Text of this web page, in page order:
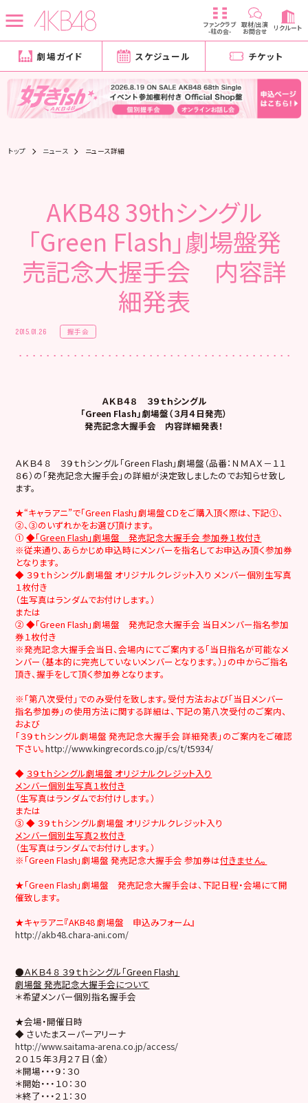
ファンクラブ
-柱の会-
取材/出演
お問合せ リクルート
劇場ガイド スケジュール チケット
トップ ニュース ニュース詳細
AKB48 39thシングル
「Green Flash」劇場盤発
売記念大握手会 内容詳
細発表
2015.01.26 握手会
ＡＫＢ４８ ３９ｔｈシングル
「Green Flash」劇場盤（３月４日発売）
発売記念大握手会 内容詳細発表！
ＡＫＢ４８ ３９ｔｈシングル「Green Flash」劇場盤（品番：ＮＭＡＸ－１１
８６）の「発売記念大握手会」の詳細が決定致しましたのでお知らせ致し
ます。
★“キャラアニ”で「Green Flash」劇場盤ＣＤをご購入頂く際は、下記①、
②、③のいずれかをお選び頂けます。
①◆「Green Flash」劇場盤 発売記念大握手会 参加券１枚付き
※従来通り、あらかじめ申込時にメンバーを指名してお申込み頂く参加券
となります。
◆ ３９ｔｈシングル劇場盤 オリジナルクレジット入り メンバー個別生写真
１枚付き
（生写真はランダムでお付けします。）
または
② ◆「Green Flash」劇場盤 発売記念大握手会 当日メンバー指名参加
券１枚付き
※発売記念大握手会当日、会場内にてご案内する「当日指名が可能なメ
ンバー（基本的に完売していないメンバーとなります。）」の中からご指名
頂き、握手をして頂く参加券となります。
※「第八次受付」でのみ受付を致します。受付方法および「当日メンバー
指名参加券」の使用方法に関する詳細は、下記の第八次受付のご案内、
および
「３９ｔｈシングル劇場盤 発売記念大握手会 詳細発表」のご案内をご確認
下さい。http://www.kingrecords.co.jp/cs/t/t5934/
◆ ３９ｔｈシングル劇場盤 オリジナルクレジット入り
メンバー個別生写真１枚付き
（生写真はランダムでお付けします。）
または
③ ◆ ３９ｔｈシングル劇場盤 オリジナルクレジット入り
メンバー個別生写真２枚付き
（生写真はランダムでお付けします。）
※「Green Flash」劇場盤 発売記念大握手会 参加券は付きません。
★「Green Flash」劇場盤 発売記念大握手会は、下記日程・会場にて開
催致します。
★キャラアニ『AKB48 劇場盤 申込みフォーム』
http://akb48.chara-ani.com/
●ＡＫＢ４８ ３９ｔｈシングル「Green Flash」
劇場盤 発売記念大握手会について
＊希望メンバー個別指名握手会
★会場・開催日時
◆ さいたまスーパーアリーナ
http://www.saitama-arena.co.jp/access/
２０１５年３月２７日（金）
＊開場・・・９：３０
＊開始・・・１０：３０
＊終了・・・２１：３０